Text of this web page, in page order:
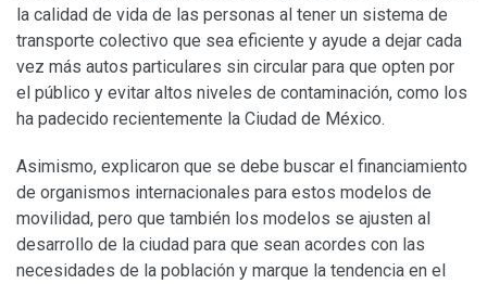
la calidad de vida de las personas al tener un sistema de
transporte colectivo que sea eficiente y ayude a dejar cada
vez más autos particulares sin circular para que opten por
el público y evitar altos niveles de contaminación, como los
ha padecido recientemente la Ciudad de México.
Asimismo, explicaron que se debe buscar el financiamiento
de organismos internacionales para estos modelos de
movilidad, pero que también los modelos se ajusten al
desarrollo de la ciudad para que sean acordes con las
necesidades de la población y marque la tendencia en el